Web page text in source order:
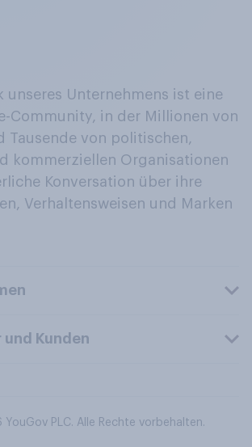
unseres Unternehmens ist eine
Community, in der Millionen von
Tausende von politischen,
kommerziellen Organisationen
Konversation über ihre
Verhaltensweisen und Marken
Kunden
PLC. Alle Rechte vorbehalten.